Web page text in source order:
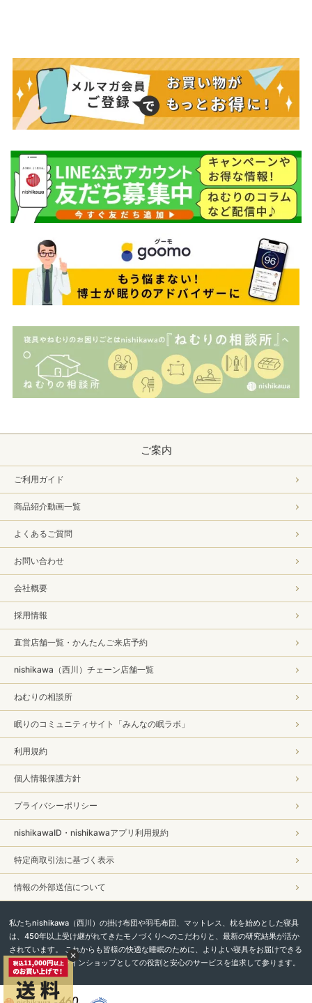
ご案内
ご利用ガイド
商品紹介動画一覧
よくあるご質問
お問い合わせ
会社概要
採用情報
直営店舗一覧・かんたんご来店予約
nishikawa（西川）チェーン店舗一覧
ねむりの相談所
眠りのコミュニティサイト「みんなの眠ラボ」
利用規約
個人情報保護方針
プライバシーポリシー
nishikawaID・nishikawaアプリ利用規約
特定商取引法に基づく表示
情報の外部送信について
私たちnishikawa（西川）の掛け布団や羽毛布団、マットレス、枕を始めとした寝具
は、450年以上受け継がれてきたモノづくりへのこだわりと、最新の研究結果が活か
されています。 これからも皆様の快適な睡眠のために、よりよい寝具をお届けできる
よう、直営オンラインショップとしての役割と安心のサービスを追求して参ります。